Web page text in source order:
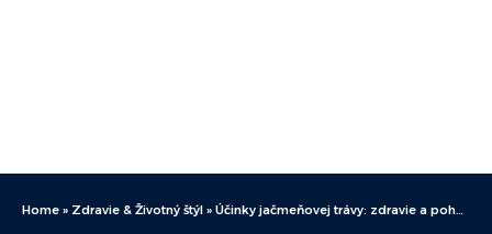
Home » Zdravie & Životný štýl » Účinky jačmeňovej trávy: zdravie a pohoda s prírodnou silou